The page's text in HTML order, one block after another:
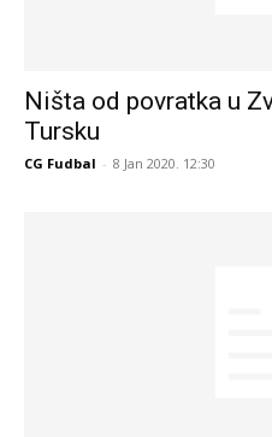
Ništa od povratka u
Tursku
CG Fudbal - 8 Jan 2020. 12:30